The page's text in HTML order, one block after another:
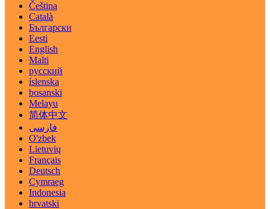
Čeština
Català
Български
Eesti
English
Malti
русский
íslenska
bosanski
Melayu
简体中文
فارسی
O'zbek
Lietuvių
Français
Deutsch
Cymraeg
Indonesia
hrvatski